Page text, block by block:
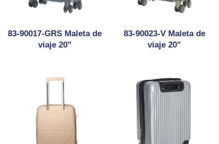
83-90017-GRS Maleta de
viaje 20"
83-90023-V Maleta de
viaje 20"